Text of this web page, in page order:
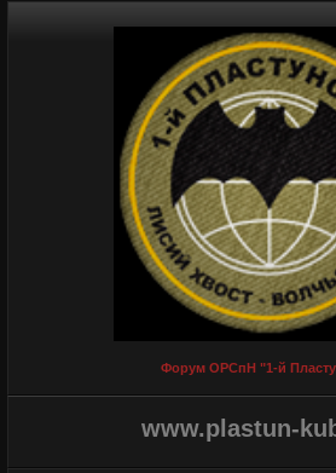
Форум ОРСпН "1-й
www.plastun-